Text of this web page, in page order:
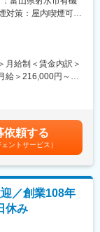
が活躍中）
ンドの方がいるた
なっています。
参加等の際に1時間
サービス
治験薬製造、商用
ルソリューション
国内4拠点（静岡、
で事業を展開し、
剤形に対応可能で
り、スキルアップ
ーション等
も製造拠点を展開
技術支援
対策：屋内喫煙可能
モートワーク含
月給制＜賃金内訳＞
給＞216,000円～
可能性がありま
依頼する
ェントサービス）
／創業108年
休み